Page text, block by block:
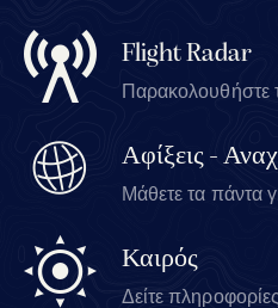
Flight Radar
Παρακολουθήστε
Αφίξεις -
Μάθετε τα πάντα
Καιρός
Δείτε